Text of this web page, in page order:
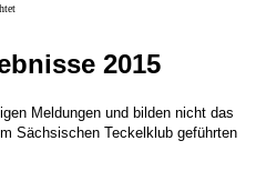
2015
Meldungen und bilden nicht das
Sächsischen Teckelklub geführten